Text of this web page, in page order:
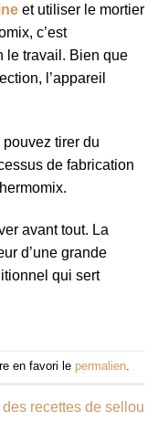
et utiliser le mortier
c’est
le travail. Bien que
l’appareil
pouvez tirer du
de fabrication
avant tout. La
d’une grande
qui sert
en favori le permalien.
des recettes de sellou